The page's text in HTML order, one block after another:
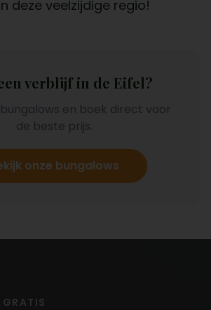
deze veelzijdige regio!
verblijf in de Eifel?
bungalows en boek direct voor
de beste prijs.
onze bungalows